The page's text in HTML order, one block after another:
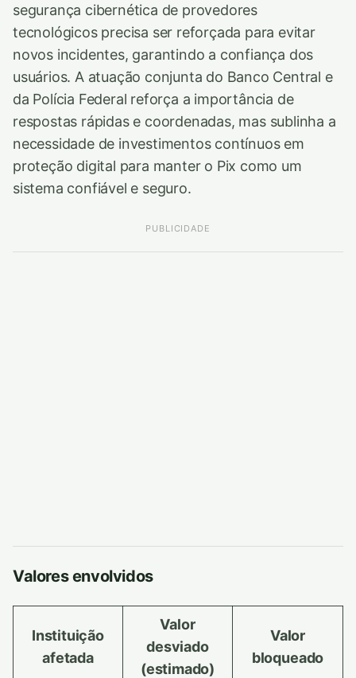
segurança cibernética de provedores
tecnológicos precisa ser reforçada para evitar
novos incidentes, garantindo a confiança dos
usuários. A atuação conjunta do Banco Central e
da Polícia Federal reforça a importância de
respostas rápidas e coordenadas, mas sublinha a
necessidade de investimentos contínuos em
proteção digital para manter o Pix como um
sistema confiável e seguro.
PUBLICIDADE
Valores envolvidos
Instituição
afetada
Valor
desviado
(estimado)
Valor
bloqueado